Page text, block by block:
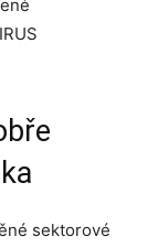
sektorové